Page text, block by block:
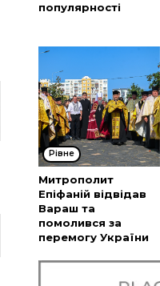
популярності
Рівне
Митрополит
Епіфаній відвідав
Вараш та
помолився за
перемогу України